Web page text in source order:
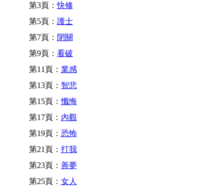
第3頁：快修
第5頁： 護士
第7頁： 閉關
第9頁： 看破
第11頁： 業感
第13頁： 智悲
第15頁：懺悔
第17頁： 內觀
第19頁： 恐怖
第21頁： 打我
第23頁： 善夢
第25頁： 女人